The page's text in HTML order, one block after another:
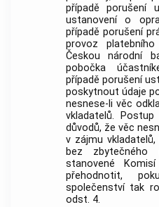
případě porušení
ustanovení o
případě porušení
provoz
Českou národní
pobočka
případě porušení
poskytnout údaje
nesnese-li věc
vkladatelů.
důvodů, že věc
v zájmu
bez
stanovené
přehodnotit,
společenství tak
odst. 4.